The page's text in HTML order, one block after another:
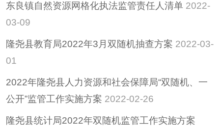
东良镇自然资源网格化执法监管责任人清单 2022-
03-09
隆尧县教育局2022年3月双随机抽查方案 2022-03-
01
2022年隆尧县人力资源和社会保障局“双随机、一
公开”监管工作实施方案 2022-02-26
隆尧县统计局2022年双随机监管工作实施方案